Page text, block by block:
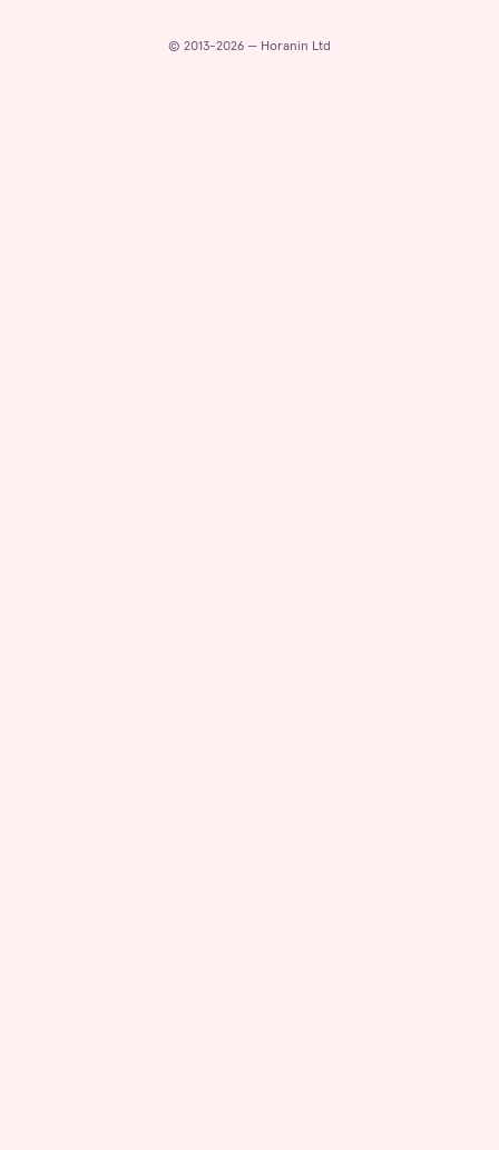
© 2013-2026 — Horanin Ltd